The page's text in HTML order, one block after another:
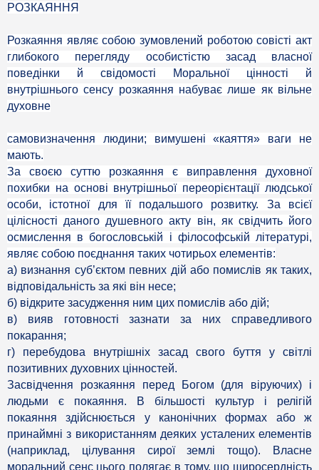
РОЗКАЯННЯ
Розкаяння являє собою зумовлений роботою совісті акт
глибокого перегляду особистістю засад власної
поведінки й свідомості Моральної цінності й
внутрішнього сенсу розкаяння набуває лише як вільне
духовне
самовизначення людини; вимушені «каяття» ваги не
мають.
За своєю суттю розкаяння є виправлення духовної
похибки на основі внутрішньої переорієнтації людської
особи, істотної для її подальшого розвитку. За всієї
цілісності даного душевного акту він, як свідчить його
осмислення в богословській і філософській літературі,
являє собою поєднання таких чотирьох елементів:
а) визнання суб’єктом певних дій або помислів як таких,
відповідальність за які він несе;
б) відкрите засудження ним цих помислів або дій;
в) вияв готовності зазнати за них справедливого
покарання;
г) перебудова внутрішніх засад свого буття у світлі
позитивних духовних цінностей.
Засвідчення розкаяння перед Богом (для віруючих) і
людьми є покаяння. В більшості культур і релігій
покаяння здійснюється у канонічних формах або ж
принаймні з використанням деяких усталених елементів
(наприклад, цілування сирої землі тощо). Власне
моральний сенс цього полягає в тому, що щиросердність